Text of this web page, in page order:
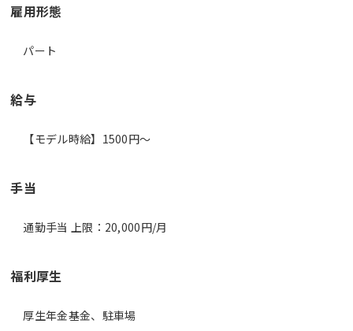
雇用形態
パート
給与
【モデル時給】1500円〜
手当
通勤手当 上限：20,000円/月
福利厚生
厚生年金基金、駐車場